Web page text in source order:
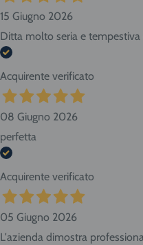
15 Giugno 2026
Ditta molto seria e tempestiva
Acquirente verificato
08 Giugno 2026
perfetta
Acquirente verificato
05 Giugno 2026
L'azienda dimostra